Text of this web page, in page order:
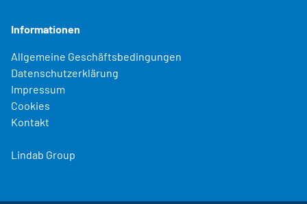
Informationen
Allgemeine Geschäftsbedingungen
Datenschutzerklärung
Impressum
Cookies
Kontakt
Lindab Group